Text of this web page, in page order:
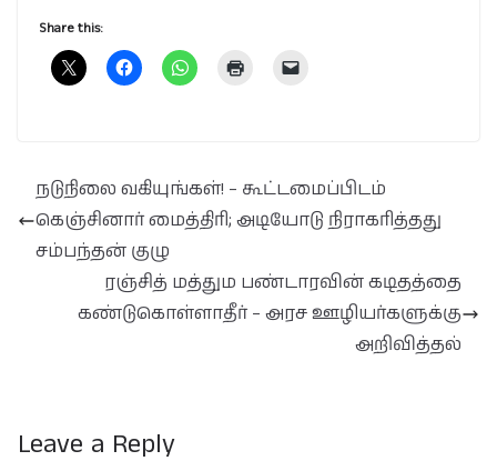
Share this:
நடுநிலை வகியுங்கள்! – கூட்டமைப்பிடம்
கெஞ்சினார் மைத்திரி; அடியோடு நிராகரித்தது
சம்பந்தன் குழு
ரஞ்சித் மத்தும பண்டாரவின் கடிதத்தை
கண்டுகொள்ளாதீர் – அரச ஊழியர்களுக்கு
அறிவித்தல்
Leave a Reply